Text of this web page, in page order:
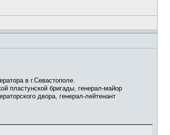
в г.Севастополе.
пластунской бригады, генерал-майор
двора, генерал-лейтенант